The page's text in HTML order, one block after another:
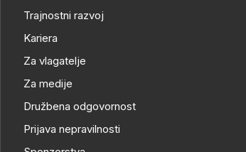
Trajnostni razvoj
Kariera
Za vlagatelje
Za medije
Družbena odgovornost
Prijava nepravilnosti